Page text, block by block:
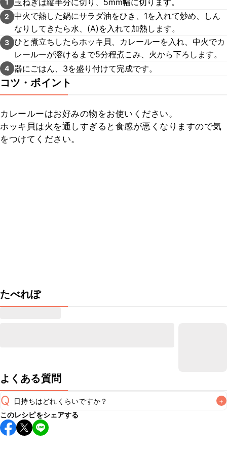
1
2
中火で熱した鍋にサラダ油をひき、1を入れて炒め、しん
なりしてきたら水、(A)を入れて加熱します。
3 ひと煮立ちしたらホッキ貝、カレールーを入れ、中火でカ
レールーが溶けるまで5分程煮こみ、火から下ろします。
4 器にごはん、3を盛り付けて完成です。
コツ・ポイント
カレールーはお好みの物をお使いください。
ホッキ貝は火を通しすぎると食感が悪くなりますので気
をつけてください。
たべれぽ
よくある質問
Q 日持ちはどれくらいですか？ +
保存期間は冷蔵で翌日中が目安です。なるべくお早めにお召
し上がりください。
このレシピをシェアする